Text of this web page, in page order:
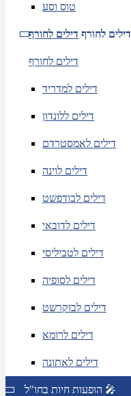
טוס וסע
דילים לחורף דילים לחורף
דילים לחורף
דילים למדריד
דילים ללונדון
דילים לאמסטרדם
דילים לוינה
דילים לבודפשט
דילים לדובאי
דילים לטביליסי
דילים לסופיה
דילים לבוקרשט
דילים לרומא
דילים לאתונה
הופעות חיות בחו"ל 🎤